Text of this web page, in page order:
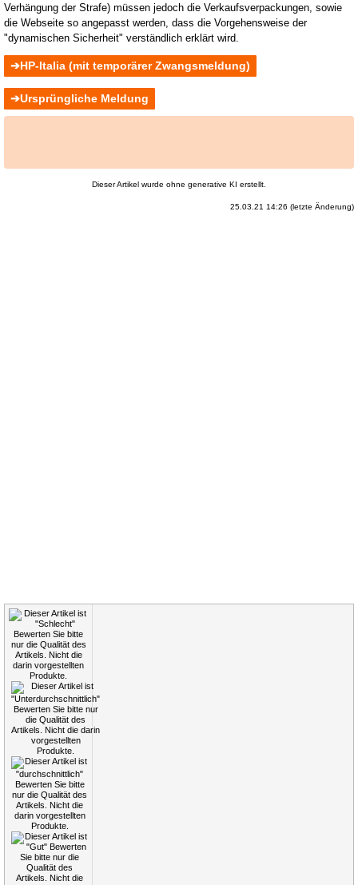
Verhängung der Strafe) müssen jedoch die Verkaufsverpackungen, sowie
die Webseite so angepasst werden, dass die Vorgehensweise der
"dynamischen Sicherheit" verständlich erklärt wird.
HP-Italia (mit temporärer Zwangsmeldung)
Ursprüngliche Meldung
Dieser Artikel wurde ohne generative KI erstellt.
25.03.21 14:26 (letzte Änderung)